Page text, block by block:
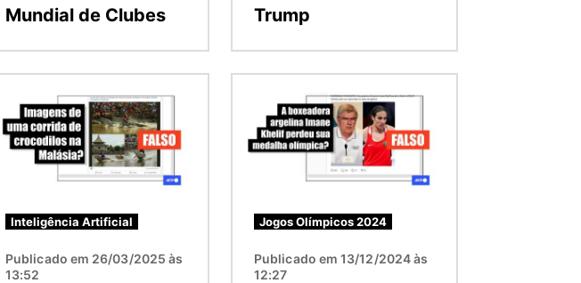
Mundial de Clubes
Trump
Inteligência Artificial
Publicado em 26/03/2025 às
13:52
Jogos Olímpicos 2024
Publicado em 13/12/2024 às
12:27